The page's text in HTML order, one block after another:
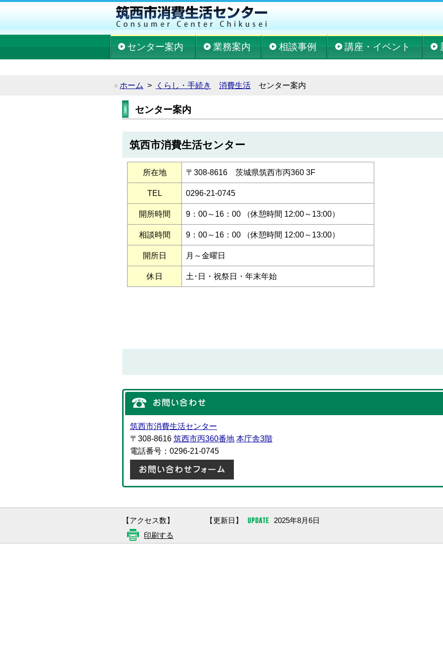
センター案内 業務案内 相談事例 講座・イベント
ホーム > くらし・手続き 消費生活 センター案内
センター案内
筑西市消費生活センター
所在地 〒308-8616 茨城県筑西市丙360 3F
TEL 0296-21-0745
開所時間 9：00～16：00 （休憩時間 12:00～13:00）
相談時間 9：00～16：00 （休憩時間 12:00～13:00）
開所日 月～金曜日
休日 土･日・祝祭日・年末年始
筑西市消費生活センター
〒308-8616 筑西市丙360番地 本庁舎3階
電話番号：0296-21-0745
【アクセス数】 【更新日】
2025年8月6日
印刷する